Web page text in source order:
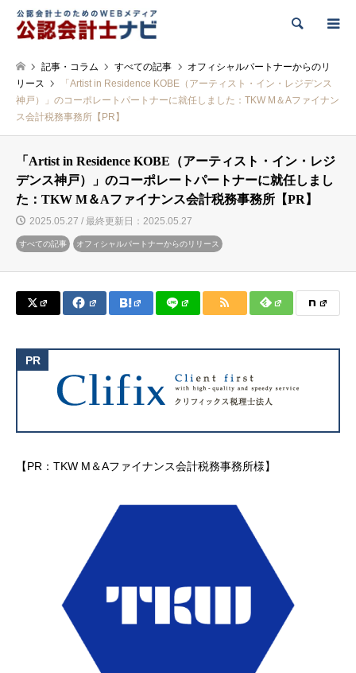
検索
記事・コラム すべての記事
オフィシャルパートナーからのリ
リース
「Artist in Residence KOBE（アーティスト・イン・レジデンス
神戸）」のコーポレートパートナーに就任しました：TKW M＆Aファイナン
ス会計税務事務所【PR】
「Artist in Residence KOBE（アーティスト・イン・レジ
デンス神戸）」のコーポレートパートナーに就任しまし
た：TKW M＆Aファイナンス会計税務事務所【PR】
2025.05.27 / 最終更新日：2025.05.27
すべての記事 オフィシャルパートナーからのリリース
【PR：TKW M＆Aファイナンス会計税務事務所様】